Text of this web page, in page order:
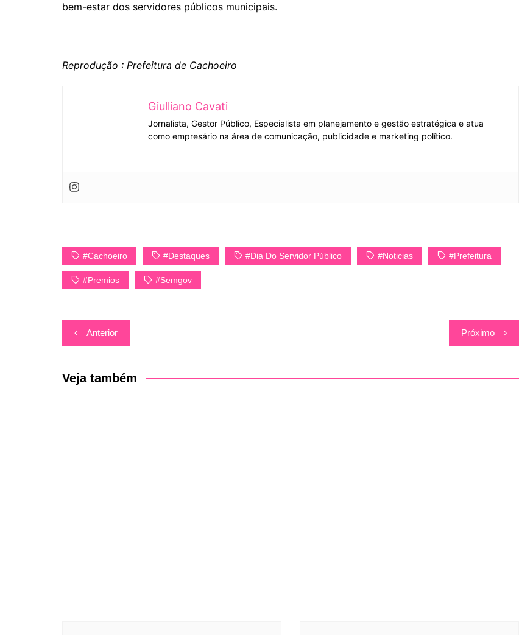
bem-estar dos servidores públicos municipais.
Reprodução : Prefeitura de Cachoeiro
Giulliano Cavati
Jornalista, Gestor Público, Especialista em planejamento e gestão estratégica e atua
como empresário na área de comunicação, publicidade e marketing político.
#Cachoeiro #Destaques #Dia Do Servidor Público #Noticias #Prefeitura
#Premios #Semgov
Navegação
de
Post
Anterior Próximo
Veja também